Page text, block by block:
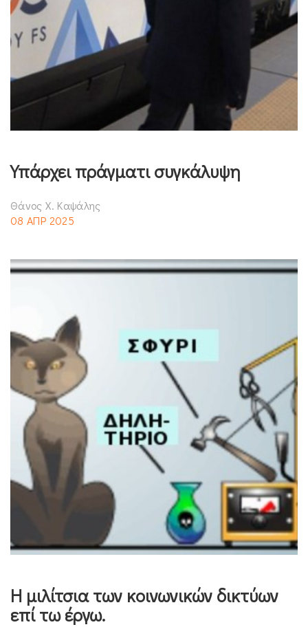
Υπάρχει πράγματι συγκάλυψη
Θάνος Χ. Καψάλης
08 ΑΠΡ 2025
Η μιλίτσια των κοινωνικών δικτύων
επί τω έργω.